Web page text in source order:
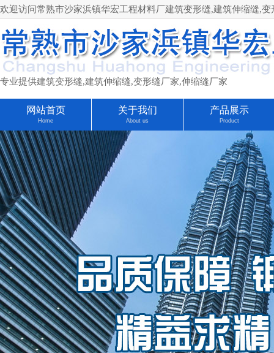
欢迎访问常熟市沙家浜镇华宏工程材料厂建筑变形缝,建筑伸缩缝,
专业提供建筑变形缝,建筑伸缩缝,变形缝厂家,伸缩缝厂家
网站首页
Home
关于我们
About us
产品展示
Product